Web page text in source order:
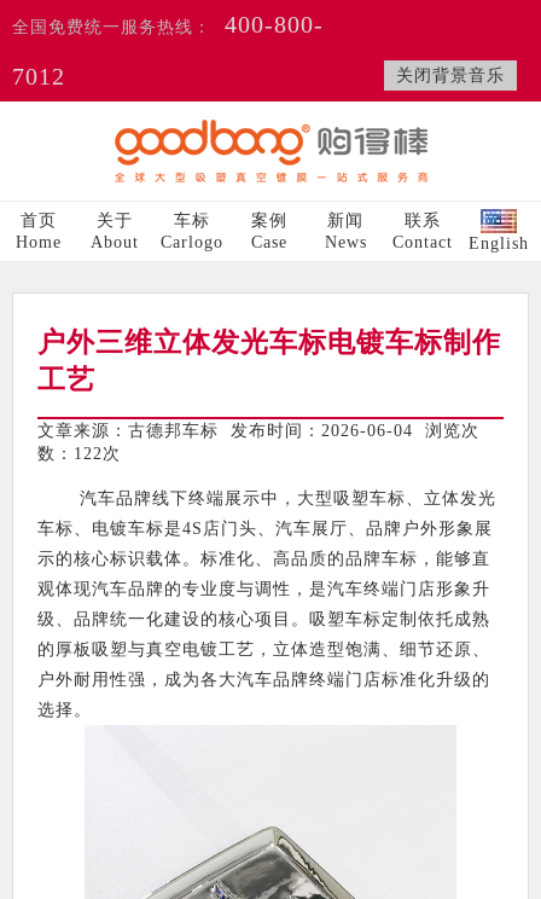
关闭背景音乐
全国免费统一服务热线：
400-800-
7012
首页
Home
关于
About
车标
Carlogo
案例
Case
新闻
News
联系
Contact
English
户外三维立体发光车标电镀车标制作
工艺
文章来源：古德邦车标 发布时间：2026-06-04 浏览次
数： 122次
汽车品牌线下终端展示中，大型吸塑车标、立体发光
车标、电镀车标是4S店门头、汽车展厅、品牌户外形象展
示的核心标识载体。标准化、高品质的品牌车标，能够直
观体现汽车品牌的专业度与调性，是汽车终端门店形象升
级、品牌统一化建设的核心项目。吸塑车标定制依托成熟
的厚板吸塑与真空电镀工艺，立体造型饱满、细节还原、
户外耐用性强，成为各大汽车品牌终端门店标准化升级的
选择。